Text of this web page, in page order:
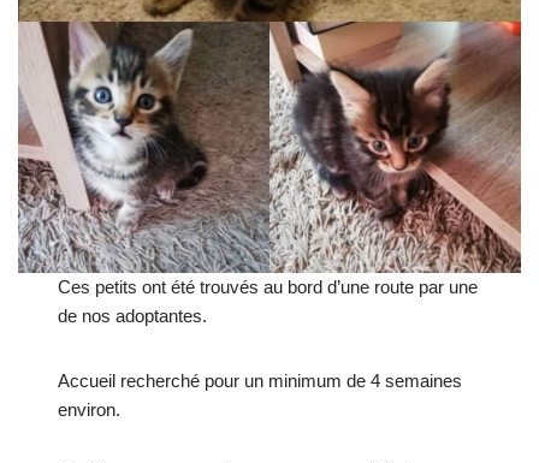
Ces petits ont été trouvés au bord d’une route par une
de nos adoptantes.
Accueil recherché pour un minimum de 4 semaines
environ.